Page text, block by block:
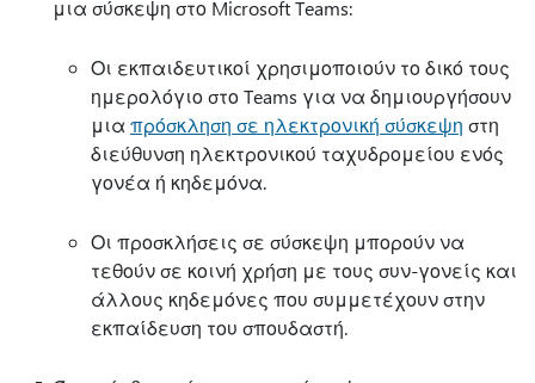
μια σύσκεψη στο Microsoft Teams:
Οι εκπαιδευτικοί χρησιμοποιούν το δικό τους
ημερολόγιο στο Teams για να δημιουργήσουν
μια πρόσκληση σε ηλεκτρονική σύσκεψη στη
διεύθυνση ηλεκτρονικού ταχυδρομείου ενός
γονέα ή κηδεμόνα.
Οι προσκλήσεις σε σύσκεψη μπορούν να
τεθούν σε κοινή χρήση με τους συν-γονείς και
άλλους κηδεμόνες που συμμετέχουν στην
εκπαίδευση του σπουδαστή.